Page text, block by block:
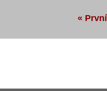
« První